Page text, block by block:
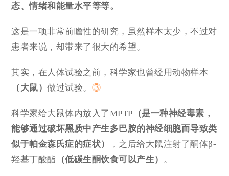
态、情绪和能量水平等等。
这是一项非常前瞻性的研究，虽然样本太少，不过对
患者来说，却带来了很大的希望。
其实，在人体试验之前，科学家也曾经用动物样本
（大鼠）做过试验。 ③
科学家给大鼠体内放入了MPTP （是一种神经毒素，
能够通过破坏黑质中产生多巴胺的神经细胞而导致类
似于帕金森氏症的症状）
，之后给大鼠注射了酮体β-
羟基丁酸酯
（低碳生酮饮食可以产生） 。